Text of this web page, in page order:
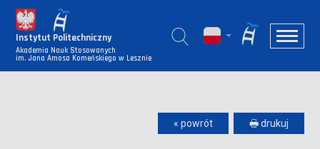
Instytut Politechniczny
Akademia Nauk Stosowanych
im. Jana Amosa Komeńskiego w Lesznie
« powrót 🖶 drukuj